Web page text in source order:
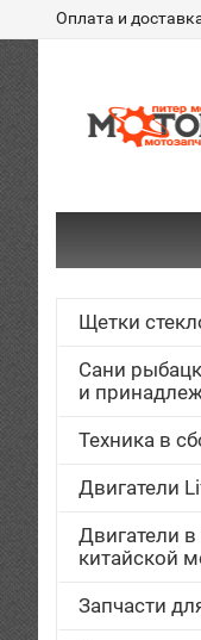
Оплата и
Щетки
Сани
и
Техника в
Двигатели
Двигатели
китайской
Запчасти